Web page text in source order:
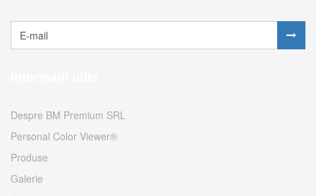
Despre BM Premium SRL
Personal Color Viewer®
Produse
Galerie